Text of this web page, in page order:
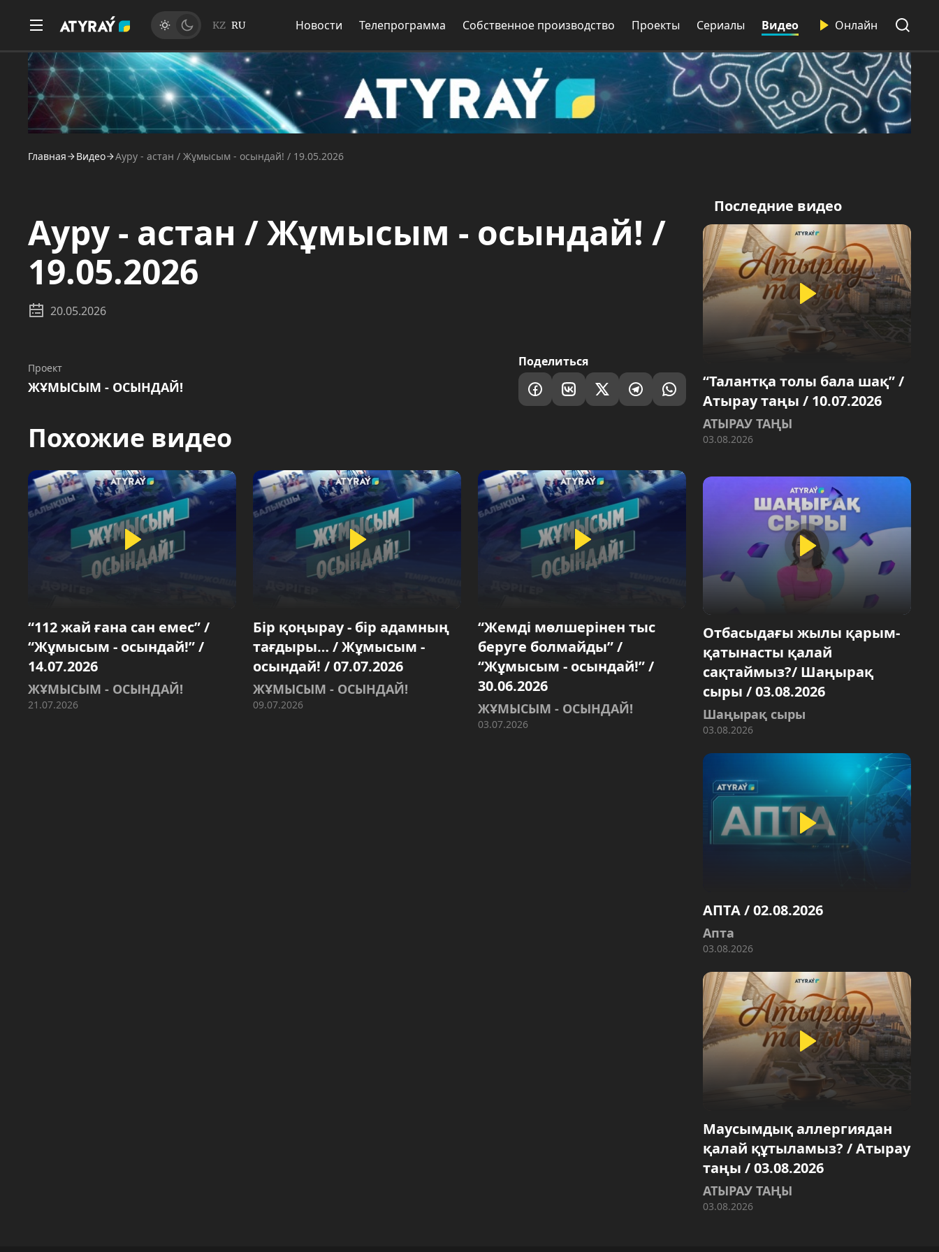
KZ RU Новости Телепрограмма Собственное производство Проекты Сериалы Видео Онлайн
Главная Видео Ауру - астан / Жұмысым - осындай! / 19.05.2026
Ауру - астан / Жұмысым - осындай! /
19.05.2026
20.05.2026
Проект
ЖҰМЫСЫМ - ОСЫНДАЙ!
Поделиться
Похожие видео
“112 жай ғана сан емес” /
“Жұмысым - осындай!” /
14.07.2026
ЖҰМЫСЫМ - ОСЫНДАЙ!
21.07.2026
Бір қоңырау - бір адамның
тағдыры… / Жұмысым -
осындай! / 07.07.2026
ЖҰМЫСЫМ - ОСЫНДАЙ!
09.07.2026
“Жемді мөлшерінен тыс
беруге болмайды” /
“Жұмысым - осындай!” /
30.06.2026
ЖҰМЫСЫМ - ОСЫНДАЙ!
03.07.2026
Последние видео
“Талантқа толы бала шақ” /
Атырау таңы / 10.07.2026
АТЫРАУ ТАҢЫ
03.08.2026
Отбасыдағы жылы қарым-
қатынасты қалай
сақтаймыз?/ Шаңырақ
сыры / 03.08.2026
Шаңырақ сыры
03.08.2026
АПТА / 02.08.2026
Aпта
03.08.2026
Маусымдық аллергиядан
қалай құтыламыз? / Атырау
таңы / 03.08.2026
АТЫРАУ ТАҢЫ
03.08.2026